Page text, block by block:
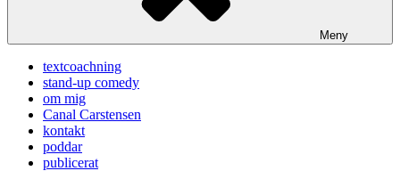
Meny
textcoachning
stand-up comedy
om mig
Canal Carstensen
kontakt
poddar
publicerat